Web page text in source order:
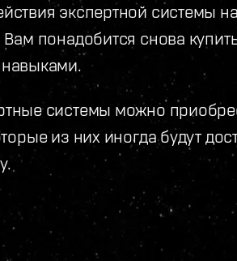
экспертной системы
понадобится снова
навыками.
системы можно
из них иногда будут